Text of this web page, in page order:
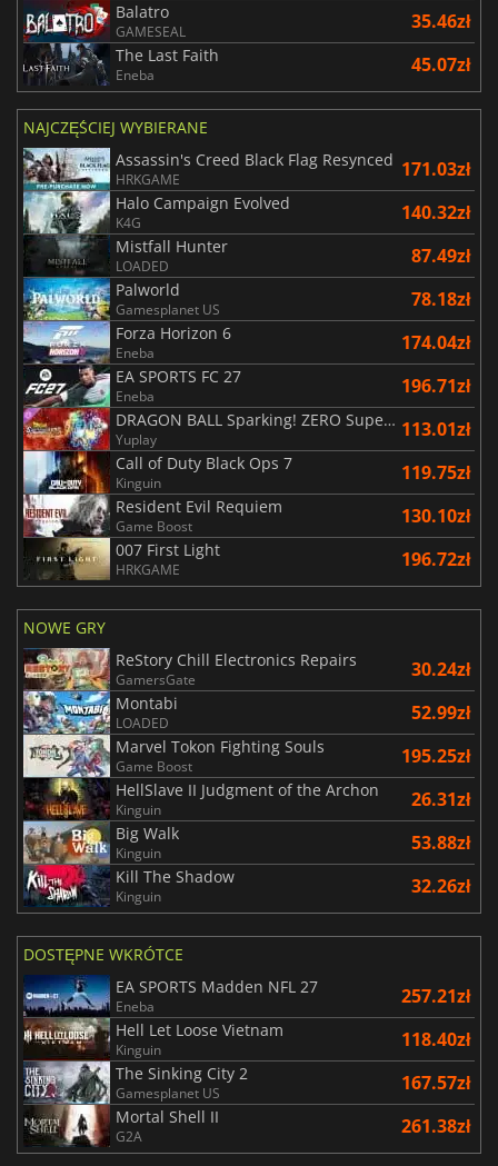
Balatro
GAMESEAL 35.46zł
The Last Faith
Eneba 45.07zł
NAJCZĘŚCIEJ WYBIERANE
Assassin's Creed Black Flag Resynced
HRKGAME 171.03zł
Halo Campaign Evolved
K4G 140.32zł
Mistfall Hunter
LOADED 87.49zł
Palworld
Gamesplanet US 78.18zł
Forza Horizon 6
Eneba 174.04zł
EA SPORTS FC 27
Eneba 196.71zł
DRAGON BALL Sparking! ZERO Super Limit Breaking NEO
Yuplay 113.01zł
Call of Duty Black Ops 7
Kinguin 119.75zł
Resident Evil Requiem
Game Boost 130.10zł
007 First Light
HRKGAME 196.72zł
NOWE GRY
ReStory Chill Electronics Repairs
GamersGate 30.24zł
Montabi
LOADED 52.99zł
Marvel Tokon Fighting Souls
Game Boost 195.25zł
HellSlave II Judgment of the Archon
Kinguin 26.31zł
Big Walk
Kinguin 53.88zł
Kill The Shadow
Kinguin 32.26zł
DOSTĘPNE WKRÓTCE
EA SPORTS Madden NFL 27
Eneba 257.21zł
Hell Let Loose Vietnam
Kinguin 118.40zł
The Sinking City 2
Gamesplanet US 167.57zł
Mortal Shell II
G2A 261.38zł